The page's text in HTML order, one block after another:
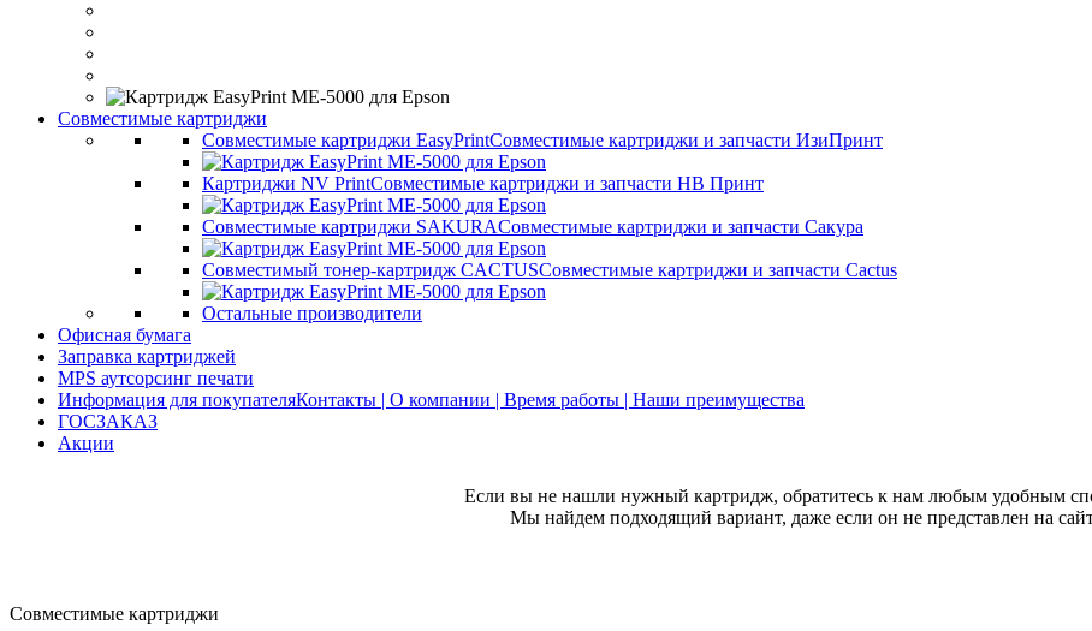
Совместимые картриджи
Совместимые картриджи EasyPrintСовместимые картриджи и запчасти ИзиПринт
Картриджи NV PrintСовместимые картриджи и запчасти НВ Принт
Совместимые картриджи SAKURAСовместимые картриджи и запчасти Сакура
Совместимый тонер-картридж CACTUSСовместимые картриджи и запчасти Cactus
Остальные производители
Офисная бумага
Заправка картриджей
MPS аутсорсинг печати
Информация для покупателяКонтакты | О компании | Время работы | Наши преимущества
ГОСЗАКАЗ
Акции
Если вы не нашли нужный картридж, обратитесь к нам любым удобным
Мы найдем подходящий вариант, даже если он не представлен на
Совместимые картриджи